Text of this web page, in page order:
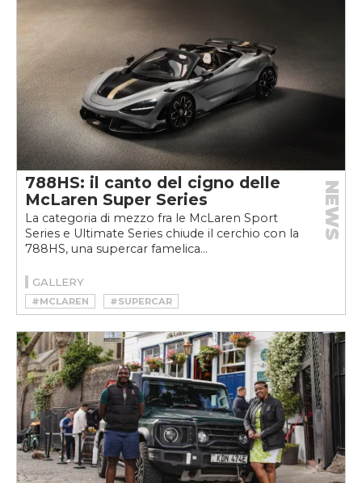
788HS: il canto del cigno delle
McLaren Super Series
La categoria di mezzo fra le McLaren Sport
Series e Ultimate Series chiude il cerchio con la
788HS, una supercar famelica...
NEWS
GALLERY
#MCLAREN #SUPERCAR